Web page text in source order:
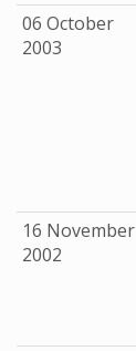
06 October
2003
16 November
2002